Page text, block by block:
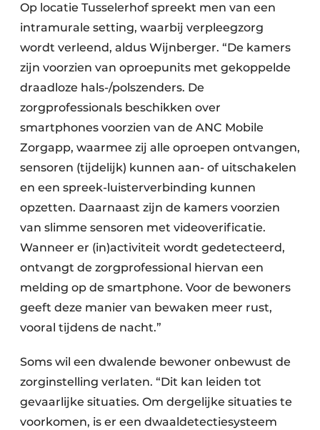
Op locatie Tusselerhof spreekt men van een
intramurale setting, waarbij verpleegzorg
wordt verleend, aldus Wijnberger. “De kamers
zijn voorzien van oproepunits met gekoppelde
draadloze hals-/polszenders. De
zorgprofessionals beschikken over
smartphones voorzien van de ANC Mobile
Zorgapp, waarmee zij alle oproepen ontvangen,
sensoren (tijdelijk) kunnen aan- of uitschakelen
en een spreek-luisterverbinding kunnen
opzetten. Daarnaast zijn de kamers voorzien
van slimme sensoren met videoverificatie.
Wanneer er (in)activiteit wordt gedetecteerd,
ontvangt de zorgprofessional hiervan een
melding op de smartphone. Voor de bewoners
geeft deze manier van bewaken meer rust,
vooral tijdens de nacht.”
Soms wil een dwalende bewoner onbewust de
zorginstelling verlaten. “Dit kan leiden tot
gevaarlijke situaties. Om dergelijke situaties te
voorkomen, is er een dwaaldetectiesysteem